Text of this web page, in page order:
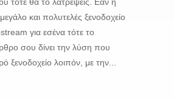
τότε θα το λατρέψεις. Εαν η
και πολυτελές ξενοδοχείο
για εσένα τότε το
σου δίνει την λύση που
ξενοδοχείο λοιπόν, με την...